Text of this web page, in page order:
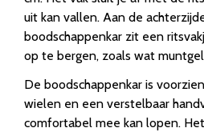
uit kan vallen. Aan de
boodschappenkar zit een
op te bergen, zoals wat
De boodschappenkar is
wielen en een verstelbaar
comfortabel mee kan lopen.